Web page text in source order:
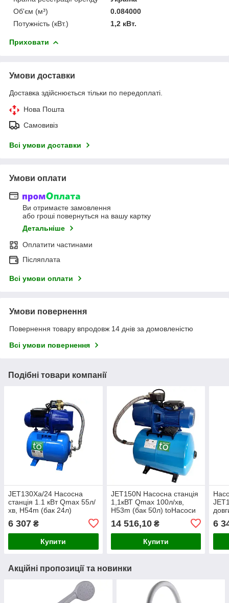
Об'єм (м³)
0.084000
Потужність (кВт.)
1,2 кВт.
Приховати
Умови доставки
Доставка здійснюється тільки по передоплаті.
Нова Пошта
Самовивіз
Всі умови доставки
Умови оплати
Ви отримаєте замовлення
або гроші повернуться на вашу картку
Детальніше
Оплатити частинами
Післяплата
Всі умови оплати
Умови повернення
Повернення товару впродовж 14 днів за домовленістю
Всі умови повернення
Подібні товари компанії
JET130Ха/24 Насосна
станція 1.1 кВт Qmax 55л/
хв, H54m (бак 24л)
6 307 ₴
Купити
JET150N Насосна станція
1,1кВТ Qmax 100л/хв,
H53m (бак 50л) toНасоси
14 516,10₴
Купити
6
Акційні пропозиції та новинки